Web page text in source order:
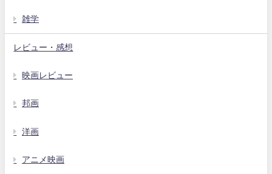
雑学
レビュー・感想
映画レビュー
邦画
洋画
アニメ映画